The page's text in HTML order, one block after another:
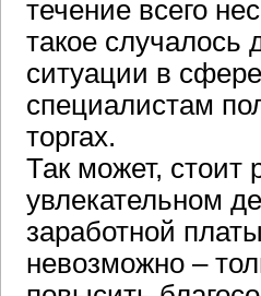
течение всего
такое случалось
ситуации в
специалистам
торгах.
Так может, стоит
увлекательном
заработной
невозможно –